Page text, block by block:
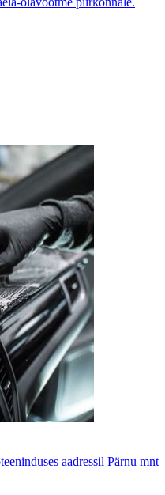
aadressil Pärnu mnt